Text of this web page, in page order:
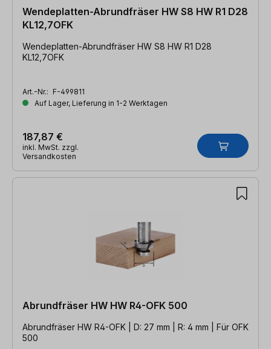
Wendeplatten-Abrundfräser HW S8 HW R1 D28
KL12,7OFK
Wendeplatten-Abrundfräser HW S8 HW R1 D28
KL12,7OFK
Art.-Nr.: F-499811
Auf Lager, Lieferung in 1-2 Werktagen
187,87 €
inkl. MwSt. zzgl.
Versandkosten
Abrundfräser HW HW R4-OFK 500
Abrundfräser HW R4-OFK | D: 27 mm | R: 4 mm | Für OFK
500